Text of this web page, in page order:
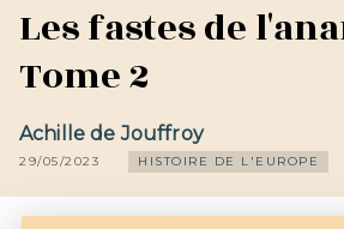
Les fastes de
Tome 2
Achille de Jouffroy
29/05/2023 HISTOIRE DE L'EUROPE